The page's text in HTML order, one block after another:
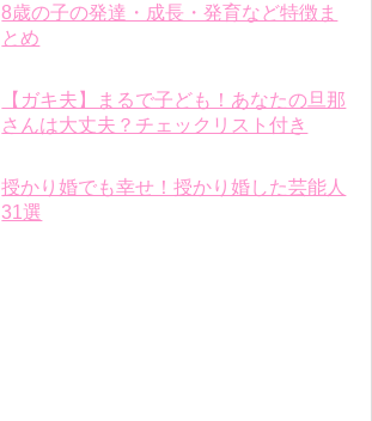
8歳の子の発達・成長・発育など特徴ま
とめ
【ガキ夫】まるで子ども！あなたの旦那
さんは大丈夫？チェックリスト付き
授かり婚でも幸せ！授かり婚した芸能人
31選